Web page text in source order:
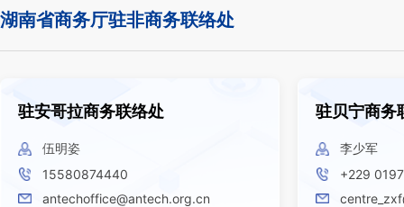
湖南省商务厅驻非商务联络处
驻安哥拉商务联络处
伍明姿
15580874440
antechoffice@antech.org.cn
驻贝宁商务
李少军
+229